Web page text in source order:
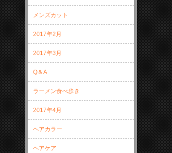
メンズカット
2017年2月
2017年3月
Q＆A
ラーメン食べ歩き
2017年4月
ヘアカラー
ヘアケア